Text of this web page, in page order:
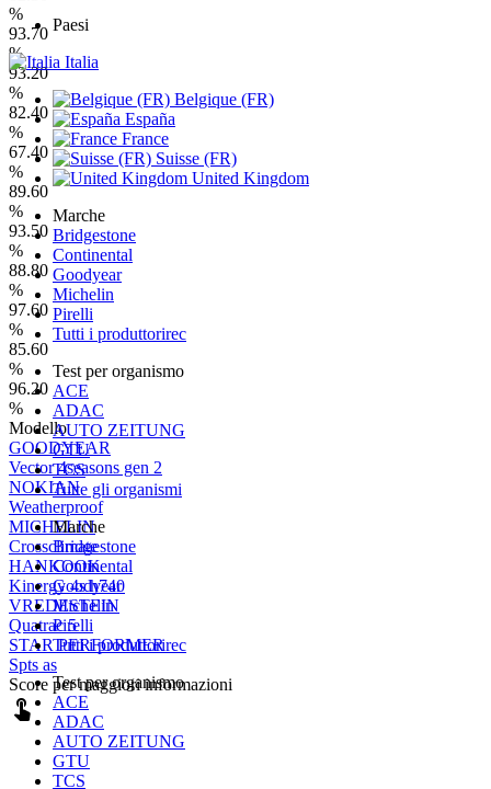
%
93.70
%
93.20
%
82.40
%
67.40
%
89.60
%
93.50
%
88.80
%
97.60
%
85.60
%
96.20
%
Modello
GOODYEAR
Vector 4seasons gen 2
NOKIAN
Weatherproof
MICHELIN
Crossclimate
HANKOOK
Kinergy 4s h740
VREDESTEIN
Quatrac 5
STAR PERFORMER
Spts as
Score per maggiori informazioni
touch_app
Paesi
Italia
Belgique (FR)
España
France
Suisse (FR)
United Kingdom
Marche
Bridgestone
Continental
Goodyear
Michelin
Pirelli
Tutti i produttorirec
Test per organismo
ACE
ADAC
AUTO ZEITUNG
GTU
TCS
Tutte gli organismi
Marche
Bridgestone
Continental
Goodyear
Michelin
Pirelli
Tutti i produttorirec
Test per organismo
ACE
ADAC
AUTO ZEITUNG
GTU
TCS